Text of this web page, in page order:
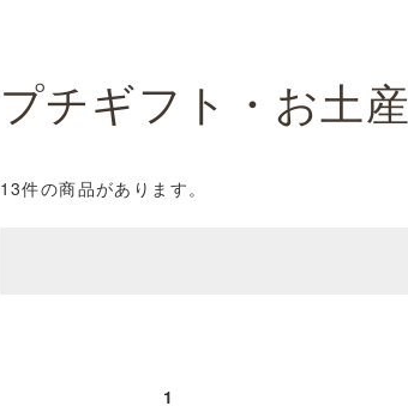
プチギフト・お土産
13件の商品があります。
1